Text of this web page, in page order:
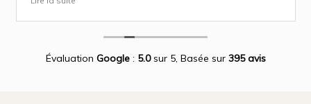
(grossesse et naissance). Ce fut une expérience des plus
Encore merci infiniment.
Évaluation Google: 5.0sur 5, Basée sur 395 avis